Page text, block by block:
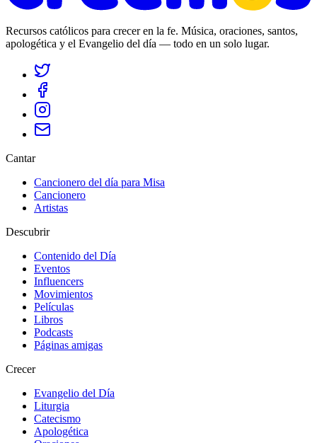
Recursos católicos para crecer en la fe. Música, oraciones, santos,
apologética y el Evangelio del día — todo en un solo lugar.
Cantar
Cancionero del día para Misa
Cancionero
Artistas
Descubrir
Contenido del Día
Eventos
Influencers
Movimientos
Películas
Libros
Podcasts
Páginas amigas
Crecer
Evangelio del Día
Liturgia
Catecismo
Apologética